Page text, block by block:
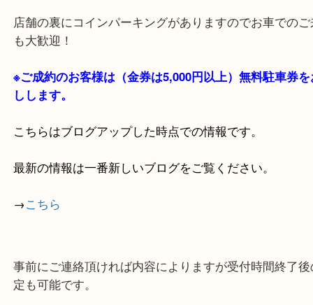
・当店の特徴
貴金属・ブランドなどの他にも鉄道模型・骨董品・
で業界最多の買取品目数で使わなくなったお品物を
全国1,100店舗以上で展開中の買取大吉！
店舗の裏にコインパーキングがありますのでお車で
※ご成約のお客様は（金券は5,000円以上）無料駐車
しします。